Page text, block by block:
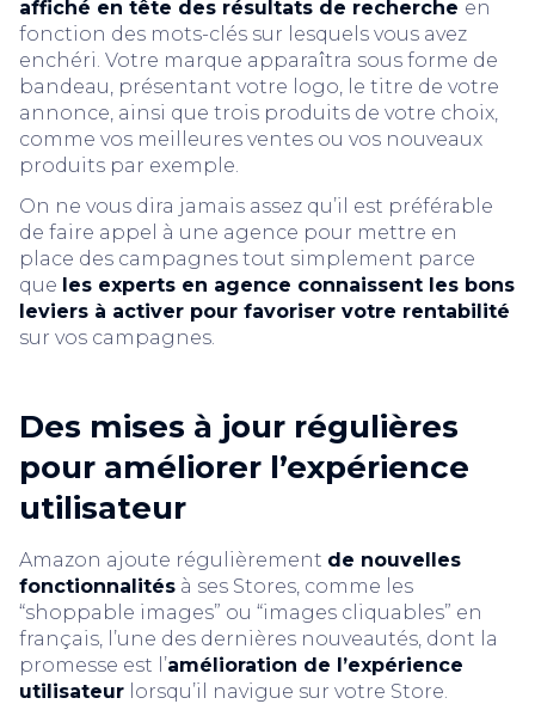
affiché en tête des résultats de recherche en
fonction des mots-clés sur lesquels vous avez
enchéri. Votre marque apparaîtra sous forme de
bandeau, présentant votre logo, le titre de votre
annonce, ainsi que trois produits de votre choix,
comme vos meilleures ventes ou vos nouveaux
produits par exemple.
On ne vous dira jamais assez qu’il est préférable
de faire appel à une agence pour mettre en
place des campagnes tout simplement parce
que les experts en agence connaissent les bons
leviers à activer pour favoriser votre rentabilité
sur vos campagnes.
Des mises à jour régulières
pour améliorer l’expérience
utilisateur
Amazon ajoute régulièrement de nouvelles
fonctionnalités à ses Stores, comme les
“shoppable images” ou “images cliquables” en
français, l’une des dernières nouveautés, dont la
promesse est l’amélioration de l’expérience
utilisateur lorsqu’il navigue sur votre Store.